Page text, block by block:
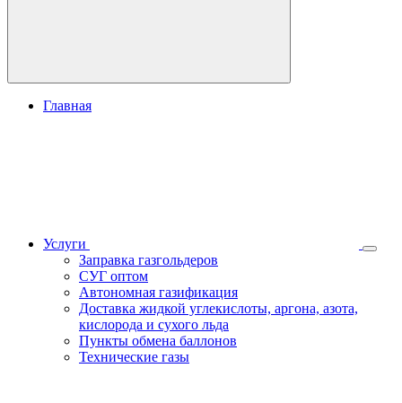
Главная
Услуги
Заправка газгольдеров
СУГ оптом
Автономная газификация
Доставка жидкой углекислоты, аргона, азота,
кислорода и сухого льда
Пункты обмена баллонов
Технические газы